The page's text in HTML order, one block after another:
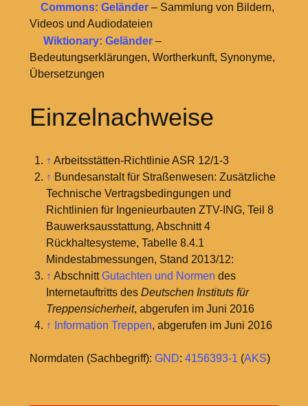
Commons: Geländer– Sammlung von Bildern,
Videos und Audiodateien
Wiktionary: Geländer–
Bedeutungserklärungen, Wortherkunft, Synonyme,
Übersetzungen
Einzelnachweise
↑ Arbeitsstätten-Richtlinie ASR 12/1-3
↑ Bundesanstalt für Straßenwesen: Zusätzliche
Technische Vertragsbedingungen und
Richtlinien für Ingenieurbauten ZTV-ING, Teil 8
Bauwerksausstattung, Abschnitt 4
Rückhaltesysteme, Tabelle 8.4.1
Mindestabmessungen, Stand 2013/12:
↑ AbschnittGutachten und Normen des
Internetauftritts des Deutschen Instituts für
Treppensicherheit, abgerufen im Juni 2016
↑
Information Treppen, abgerufen im Juni 2016
Normdaten (Sachbegriff): GND: 4156393-1 (AKS)